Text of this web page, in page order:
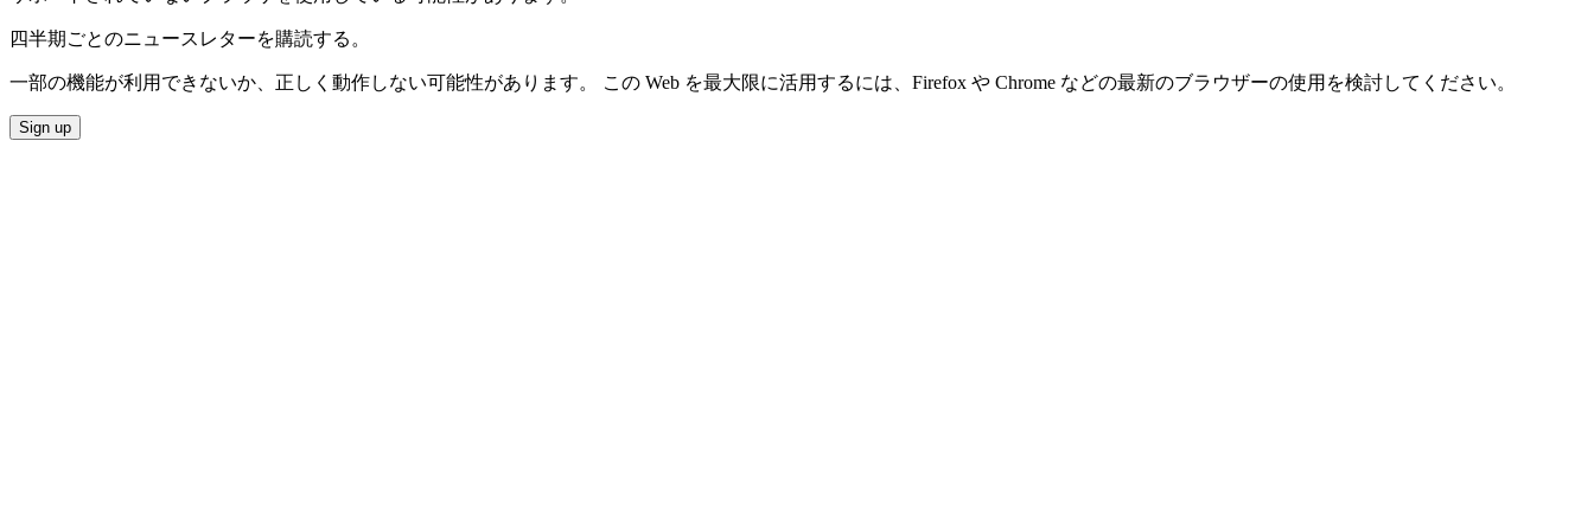
四半期ごとのニュースレターを購読する。
一部の機能が利用できないか、正しく動作しない可能性があります。 この Web を最大限に活用するには、Firefox や Chrome などの最新のブラウザーの使用を検討してください。
Sign up